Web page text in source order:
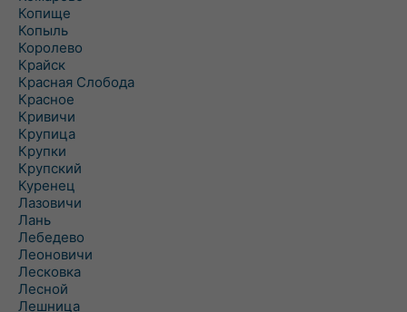
Копище
Копыль
Королево
Крайск
Красная Слобода
Красное
Кривичи
Крупица
Крупки
Крупский
Куренец
Лазовичи
Лань
Лебедево
Леоновичи
Лесковка
Лесной
Лешница